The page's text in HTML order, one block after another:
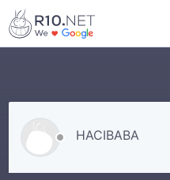
HACIBABA